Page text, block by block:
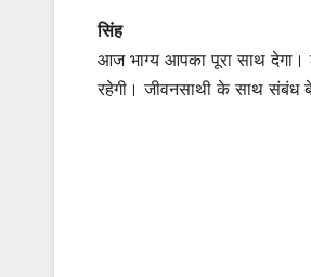
सिंह
आज भाग्य आपका पूरा साथ देगा।
रहेगी। जीवनसाथी के साथ संबंध